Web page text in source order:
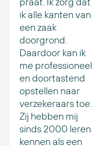
ik alle kanten van
een zaak
doorgrond.
Daardoor kan ik
me professioneel
en doortastend
opstellen naar
verzekeraars toe.
Zij hebben mij
sinds 2000 leren
kennen als een